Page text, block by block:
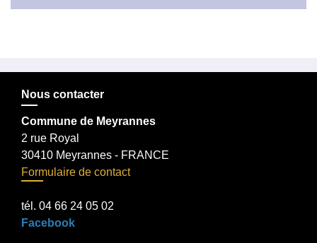
Nous contacter
Commune de Meyrannes
2 rue Royal
30410 Meyrannes - FRANCE
Formulaire de contact
tél. 04 66 24 05 02
Facebook